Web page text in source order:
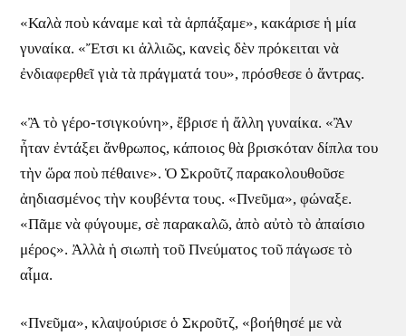
«Καλὰ ποὺ κάναμε καὶ τὰ ἁρπάξαμε», κακάρισε ἡ μία
γυναίκα. «Ἔτσι κι ἀλλιῶς, κανεὶς δὲν πρόκειται νὰ
ἐνδιαφερθεῖ γιὰ τὰ πράγματά του», πρόσθεσε ὁ ἄντρας.
«Ἂ τὸ γέρο-τσιγκούνη», ἔβρισε ἡ ἄλλη γυναίκα. «Ἂν
ἦταν ἐντάξει ἄνθρωπος, κάποιος θὰ βρισκόταν δίπλα του
τὴν ὥρα ποὺ πέθαινε». Ὁ Σκροῦτζ παρακολουθοῦσε
ἀηδιασμένος τὴν κουβέντα τους. «Πνεῦμα», φώναξε.
«Πᾶμε νὰ φύγουμε, σὲ παρακαλῶ, ἀπὸ αὐτὸ τὸ ἀπαίσιο
μέρος». Ἀλλὰ ἡ σιωπὴ τοῦ Πνεύματος τοῦ πάγωσε τὸ
αἷμα.
«Πνεῦμα», κλαψούρισε ὁ Σκροῦτζ, «βοήθησέ με νὰ